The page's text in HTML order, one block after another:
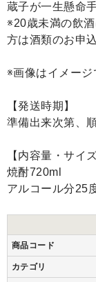
蔵子が一生懸命
※20歳未満の飲
方は酒類のお申
※画像はイメージ
【発送時期】
準備出来次第、
【内容量・サイ
焼酎720ml
アルコール分25
商品コード
カテゴリ